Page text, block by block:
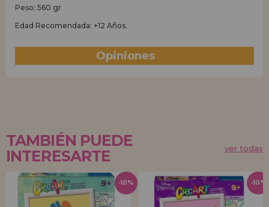
Peso: 560 gr
Edad Recomendada: +12 Años.
Opiniones
TAMBIÉN PUEDE
INTERESARTE
ver todas
-10% -10%